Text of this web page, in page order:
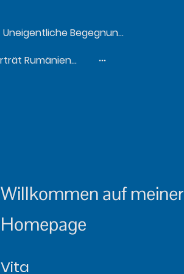
Uneigentliche Begegnungen - Kurzprosa
Länderporträt Rumänien (2022)
Willkommen auf meiner
Homepage
Vita